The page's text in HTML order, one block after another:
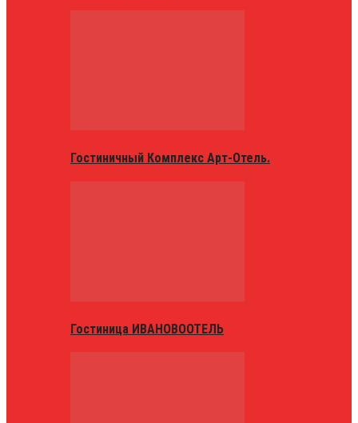
Гостиничный Комплекс Арт-Отель.
Гостиница ИВАНОВООТЕЛЬ